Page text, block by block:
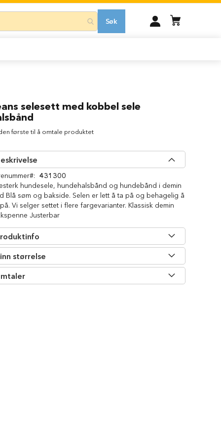
Søk
MIN
KONTO
selesett med kobbel sele
første til å omtale produktet
431300
hundesele, hundehalsbånd og hundebånd i demin
Blå søm og bakside. Selen er lett å ta på og behagelig å
Vi selger settet i flere fargevarianter. Klassisk demin
Justerbar
størrelse